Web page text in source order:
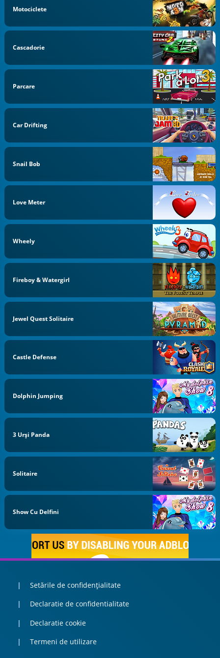
Motociclete
Cascadorie
Parcare
Car Drifting
Snail Bob
Love Meter
Wheely
Fireboy & Watergirl
Jewel Quest Solitaire
Castle Defense
Dolphin Jumping
3 Urși Panda
Solitaire
Show Cu Delfini
Setările de confidențialitate
Declaratie de confidentialitate
Declaratie cookie
Termeni de utilizare